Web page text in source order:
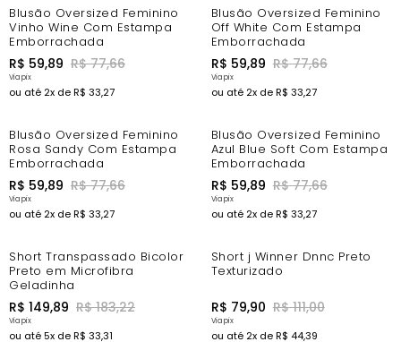
-14%
Blusão Oversized Feminino
Vinho Wine Com Estampa
Emborrachada
R$ 59,89 R$ 77,66
ou até 2x deR$ 33,27
-14%
Blusão Oversized Feminino
Off White Com Estampa
Emborrachada
R$ 59,89 R$ 77,66
ou até 2x deR$ 33,27
-14%
Blusão Oversized Feminino
Rosa Sandy Com Estampa
Emborrachada
R$ 59,89 R$ 77,66
ou até 2x deR$ 33,27
-14%
Blusão Oversized Feminino
Azul Blue Soft Com Estampa
Emborrachada
R$ 59,89 R$ 77,66
ou até 2x deR$ 33,27
-9%
Short Transpassado Bicolor
Preto em Microfibra
Geladinha
R$ 149,89 R$ 183,22
ou até5x deR$ 33,31
-20%
Short j Winner Dnnc Preto
Texturizado
R$ 79,90 R$ 111,00
ou até 2x deR$ 44,39